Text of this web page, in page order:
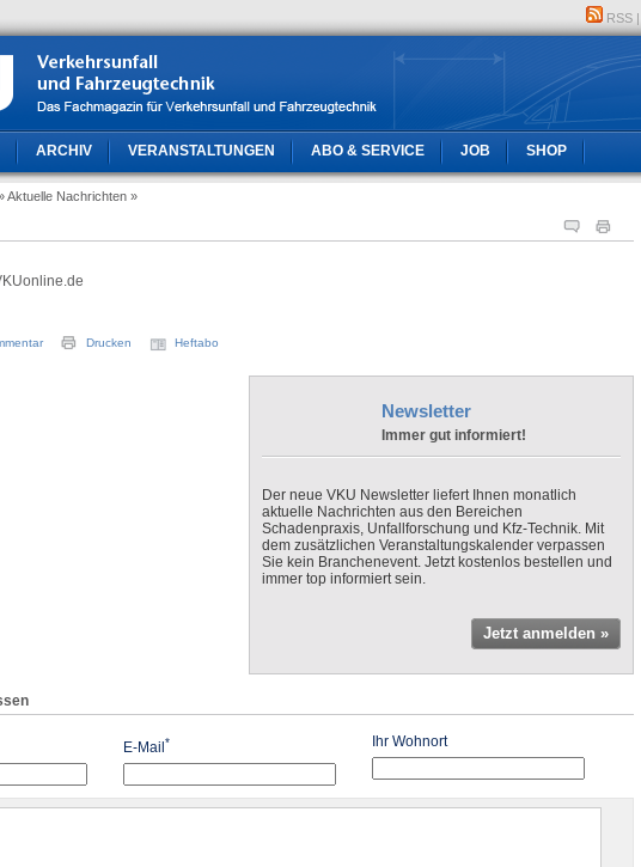
RSS |
ARCHIV VERANSTALTUNGEN ABO & SERVICE JOB SHOP
Aktuelle Nachrichten »
Drucken Heftabo
Newsletter
Immer gut informiert!
Der neue VKU Newsletter liefert Ihnen monatlich
aktuelle Nachrichten aus den Bereichen
Schadenpraxis, Unfallforschung und Kfz-Technik. Mit
dem zusätzlichen Veranstaltungskalender verpassen
Sie kein Branchenevent. Jetzt kostenlos bestellen und
immer top informiert sein.
Jetzt anmelden »
E-Mail * Ihr Wohnort